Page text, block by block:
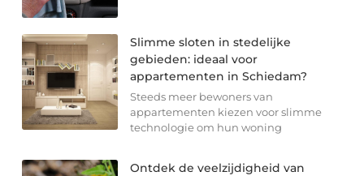
Slimme sloten in stedelijke
gebieden: ideaal voor
appartementen in Schiedam?
Steeds meer bewoners van
appartementen kiezen voor slimme
technologie om hun woning
Ontdek de veelzijdigheid van